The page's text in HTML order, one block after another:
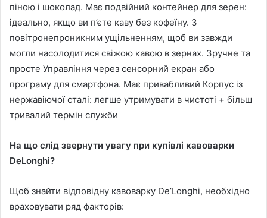
піною і шоколад. Має подвійний контейнер для зерен:
ідеально, якщо ви п’єте каву без кофеїну. З
повітронепроникним ущільненням, щоб ви завжди
могли насолодитися свіжою кавою в зернах. Зручне та
просте Управління через сенсорний екран або
програму для смартфона. Має привабливий Корпус із
нержавіючої сталі: легше утримувати в чистоті + більш
тривалий термін служби
На що слід звернути увагу при купівлі кавоварки
DeLonghi?
Щоб знайти відповідну кавоварку De’Longhi, необхідно
враховувати ряд факторів: